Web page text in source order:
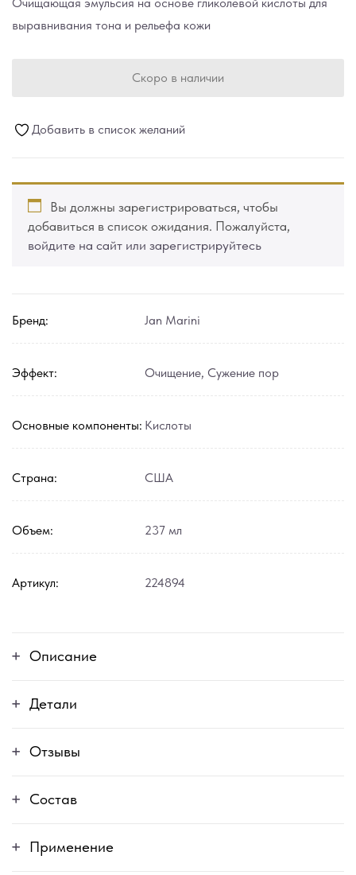
выравнивания тона и рельефа кожи
Скоро в наличии
Добавить в список желаний
Вы должны зарегистрироваться, чтобы
добавиться в список ожидания. Пожалуйста,
войдите на сайт или зарегистрируйтесь
Бренд: Jan Marini
Эффект: Очищение,Сужение пор
Основные компоненты: Кислоты
Страна: США
Объем: 237 мл
Артикул: 224894
Описание
Детали
Отзывы
Состав
Применение